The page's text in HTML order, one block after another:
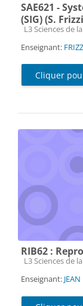
SAE621 -
(SIG) (S.
Catégorie de
L3 Sciences de
Enseignant:
Cliquer
RIB62 :
Catégorie de
L3 Sciences de
Enseignant: